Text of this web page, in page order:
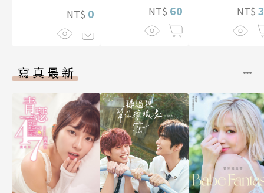
NT$ 0 NT$ 60
漓的夜晚(第7
NT$
寫真最新